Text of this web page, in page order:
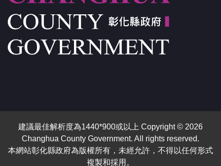
建議最佳解析度為1440*900或以上 Copyright © 2026
Changhua County Government. All rights reserved.
本網站彰化縣政府為版權所有，未經允許，不得以任何形式
複製和採用。